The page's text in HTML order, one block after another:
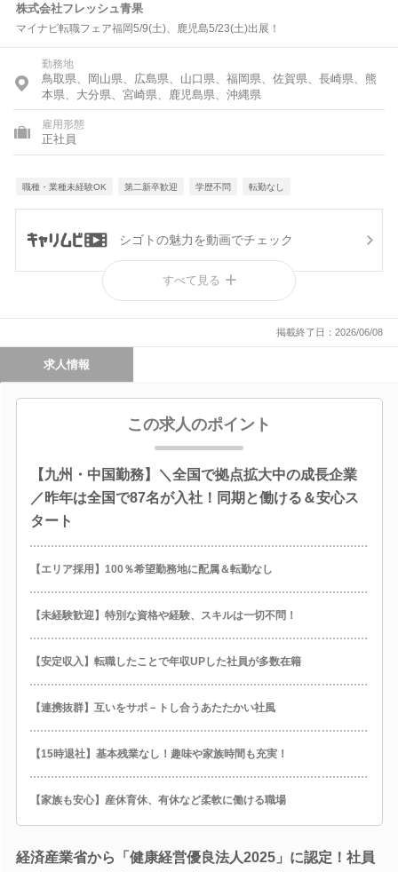
株式会社フレッシュ青果
マイナビ転職フェア福岡5/9(土)、鹿児島5/23(土)出展！
勤務地
鳥取県、岡山県、広島県、山口県、福岡県、佐賀県、長崎県、熊
本県、大分県、宮崎県、鹿児島県、沖縄県
雇用形態
正社員
職種・業種未経験OK 第二新卒歓迎 学歴不問 転勤なし
シゴトの魅力を動画でチェック
出展決定！
すべて見る
掲載終了日：2026/06/08
求人情報
この求人のポイント
【九州・中国勤務】＼全国で拠点拡大中の成長企業
／昨年は全国で87名が入社！同期と働ける＆安心ス
タート
【エリア採用】100％希望勤務地に配属＆転勤なし
【未経験歓迎】特別な資格や経験、スキルは一切不問！
【安定収入】転職したことで年収UPした社員が多数在籍
【連携抜群】互いをサポ－トし合うあたたかい社風
【15時退社】基本残業なし！趣味や家族時間も充実！
【家族も安心】産休育休、有休など柔軟に働ける職場
経済産業省から「健康経営優良法人2025」に認定！社員